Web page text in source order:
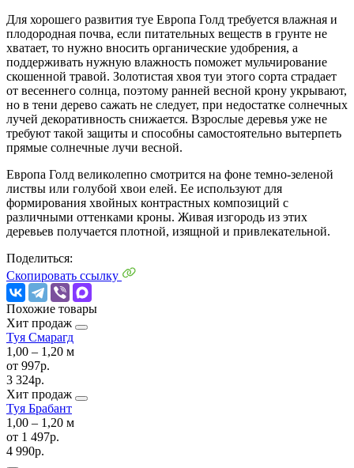
Для хорошего развития туе Европа Голд требуется влажная и
плодородная почва, если питательных веществ в грунте не
хватает, то нужно вносить органические удобрения, а
поддерживать нужную влажность поможет мульчирование
скошенной травой. Золотистая хвоя туи этого сорта страдает
от весеннего солнца, поэтому ранней весной крону укрывают,
но в тени дерево сажать не следует, при недостатке солнечных
лучей декоративность снижается. Взрослые деревья уже не
требуют такой защиты и способны самостоятельно вытерпеть
прямые солнечные лучи весной.
Европа Голд великолепно смотрится на фоне темно-зеленой
листвы или голубой хвои елей. Ее используют для
формирования хвойных контрастных композиций с
различными оттенками кроны. Живая изгородь из этих
деревьев получается плотной, изящной и привлекательной.
Поделиться:
Скопировать ссылку
Похожие товары
Хит продаж
Туя Смарагд
1,00 ‒ 1,20 м
от 997р.
3 324р.
Хит продаж
Туя Брабант
1,00 ‒ 1,20 м
от 1 497р.
4 990р.